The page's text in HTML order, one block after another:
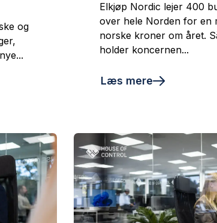
og
Elkjøp Nordic lejer 400
over hele Norden for en
norske kroner om året.
holder koncernen...
Læs mere